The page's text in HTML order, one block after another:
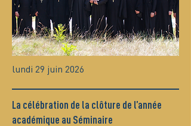
lundi 29 juin 2026
La célébration de la clôture de l’année
académique au Séminaire